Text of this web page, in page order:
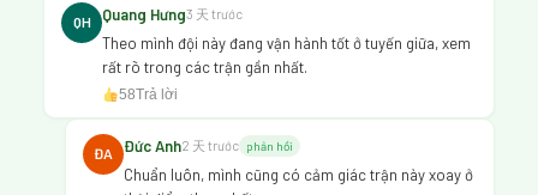
QH Quang Hưng3 天 trước
Theo mình đội này đang vận hành tốt ở tuyến giữa, xem
rất rõ trong các trận gần nhất.
58Trả lời
ĐA Đức Anh2 天 trước phản hồi
Chuẩn luôn, mình cũng có cảm giác trận này xoay ở